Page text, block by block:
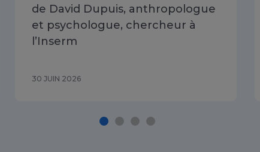
de David Dupuis, anthropologue
et psychologue, chercheur à
l’Inserm
30 JUIN 2026